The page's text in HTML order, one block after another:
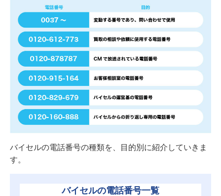
バイセルの電話番号の種類を、目的別に紹介していきま
す。
バイセルの電話番号一覧